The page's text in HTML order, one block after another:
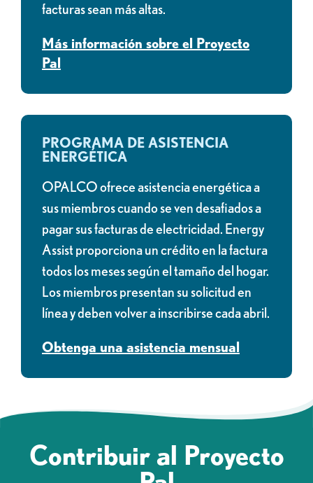
facturas sean más altas.
Más información sobre el Proyecto
Pal
PROGRAMA DE ASISTENCIA
ENERGÉTICA
OPALCO ofrece asistencia energética a
sus miembros cuando se ven desafiados a
pagar sus facturas de electricidad. Energy
Assist proporciona un crédito en la factura
todos los meses según el tamaño del hogar.
Los miembros presentan su solicitud en
línea y deben volver a inscribirse cada abril.
Obtenga una asistencia mensual
Contribuir al Proyecto